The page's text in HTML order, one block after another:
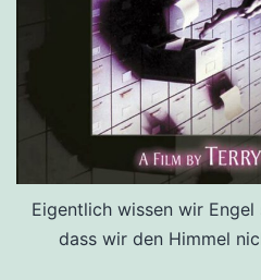
Eigentlich wissen wir
dass wir den Himmel